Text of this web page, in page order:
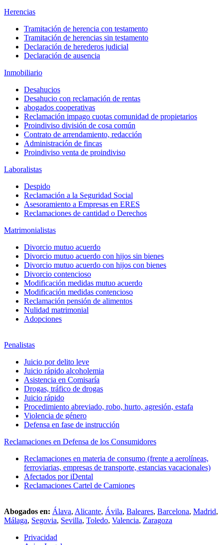
Herencias
Tramitación de herencia con testamento
Tramitación de herencias sin testamento
Declaración de herederos judicial
Declaración de ausencia
Inmobiliario
Desahucios
Desahucio con reclamación de rentas
abogados cooperativas
Reclamación impago cuotas comunidad de propietarios
Proindiviso división de cosa común
Contrato de arrendamiento, redacción
Administración de fincas
Proindiviso venta de proindiviso
Laboralistas
Despido
Reclamación a la Seguridad Social
Asesoramiento a Empresas en ERES
Reclamaciones de cantidad o Derechos
Matrimonialistas
Divorcio mutuo acuerdo
Divorcio mutuo acuerdo con hijos sin bienes
Divorcio mutuo acuerdo con hijos con bienes
Divorcio contencioso
Modificación medidas mutuo acuerdo
Modificación medidas contencioso
Reclamación pensión de alimentos
Nulidad matrimonial
Adopciones
Penalistas
Juicio por delito leve
Juicio rápido alcoholemia
Asistencia en Comisaría
Drogas, tráfico de drogas
Juicio rápido
Procedimiento abreviado, robo, hurto, agresión, estafa
Violencia de género
Defensa en fase de instrucción
Reclamaciones en Defensa de los Consumidores
Reclamaciones en materia de consumo (frente a aerolíneas,
ferroviarias, empresas de transporte, estancias vacacionales)
Afectados por iDental
Reclamaciones Cartel de Camiones
Abogados en: Álava, Alicante, Ávila, Baleares, Barcelona, Madrid,
Málaga, Segovia, Sevilla, Toledo, Valencia, Zaragoza
Privacidad